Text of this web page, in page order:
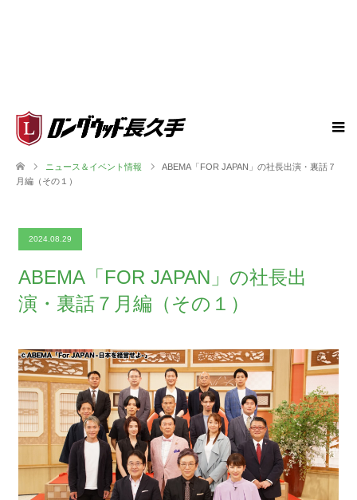
ニュース＆イベント情報
ABEMA「FOR JAPAN」の社長出演・裏話７
月編（その１）
2024.08.29
ABEMA「FOR JAPAN」の社長出
演・裏話７月編（その１）